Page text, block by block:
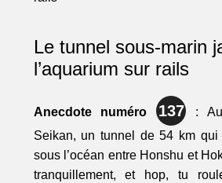
Le tunnel sous-marin
l’aquarium sur rails
Anecdote numéro 137
:
Seikan, un tunnel de 54 km qui
sous l’océan entre Honshu et
tranquillement, et hop, tu